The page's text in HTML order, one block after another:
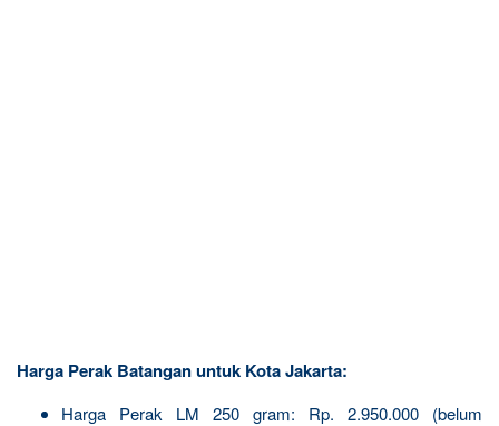
Harga Perak Batangan untuk Kota Jakarta:
Harga Perak LM 250 gram: Rp. 2.950.000 (belum